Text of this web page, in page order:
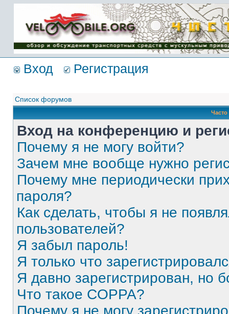
Имя пользователя:
Пароль:
{ LOG_ME_IN_SHORT
}
Вход Регистрация
Список форумов
Вход на конференцию и
Почему я не могу войти?
Зачем мне вообще нужно
Почему мне периодически
пароля?
Как сделать, чтобы я не
пользователей?
Я забыл пароль!
Я только что
Я давно зарегистрирован, но
Что такое COPPA?
Почему я не могу